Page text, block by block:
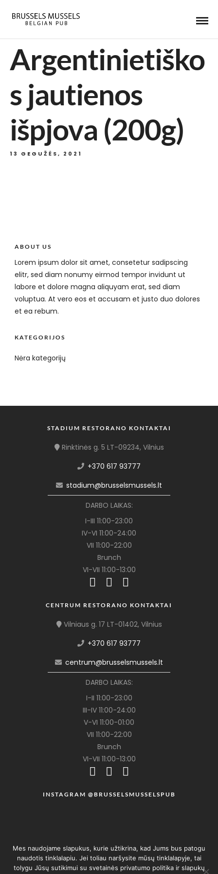
Argentinietiško
s jautienos
išpjova (200g)
13 GEGUŽĖS, 2021
ABOUT US
Lorem ipsum dolor sit amet, consetetur sadipscing
elitr, sed diam nonumy eirmod tempor invidunt ut
labore et dolore magna aliquyam erat, sed diam
voluptua. At vero eos et accusam et justo duo dolores
et ea rebum.
KATEGORIJOS
Nėra kategorijų
STADIUM RESTORANO KONTAKTAI
Rinktinės g. 5 LT-09234, Vilnius
+370 617 93777
stadium@brusselsmussels.lt
DARBO LAIKAS:
I-III 11:00-23:00
IV-VI 11:00-24:00
VII 11:00-22:00
Brunch
VI-VII 11:00-13:00
CENTRUM RESTORANO KONTAKTAI
Vilniaus g. 17 LT-01402, Vilnius
+370 617 93777
centrum@brusselsmussels.lt
DARBO LAIKAS:
I-II 11:00-23:00
III-IV 11:00-24:00
V-VI 11:00-01:00
VII 11:00-22:00
Brunch
VI-VII 11:00-13:00
INSTAGRAM @BRUSSELSMUSSELSPUB
Mes naudojame slapukus, kurie užtikrina, kad Jums bus patogu
naudotis tinklalapiu. Jei toliau naršysite mūsų tinklalapyje, tai
tolygu Jūsų sutikimui su svetainės privatumo politika ir slapukų